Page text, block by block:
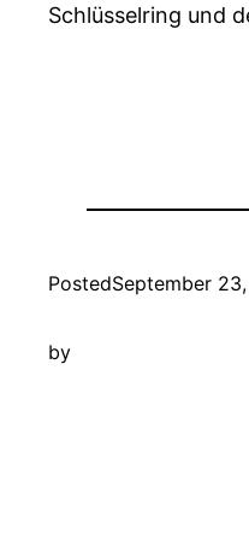
Schlüsselring und
PostedSeptember
by